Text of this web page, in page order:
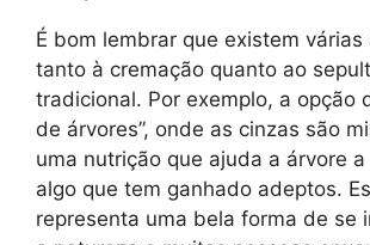
É bom lembrar que existem
tanto à cremação quanto ao
tradicional. Por exemplo, a opção
de árvores”, onde as cinzas são
uma nutrição que ajuda a árvore a
algo que tem ganhado adeptos.
representa uma bela forma de se